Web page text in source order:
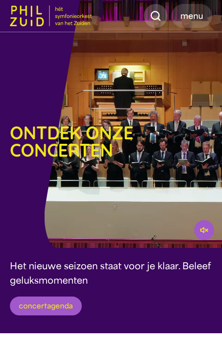
Zoeken
menu
ONTDEK ONZE
CONCERTEN
Het nieuwe seizoen staat voor je klaar. Beleef
geluksmomenten
concertagenda